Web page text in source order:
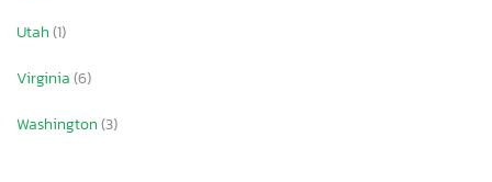
Utah(1)
Virginia(6)
Washington(3)